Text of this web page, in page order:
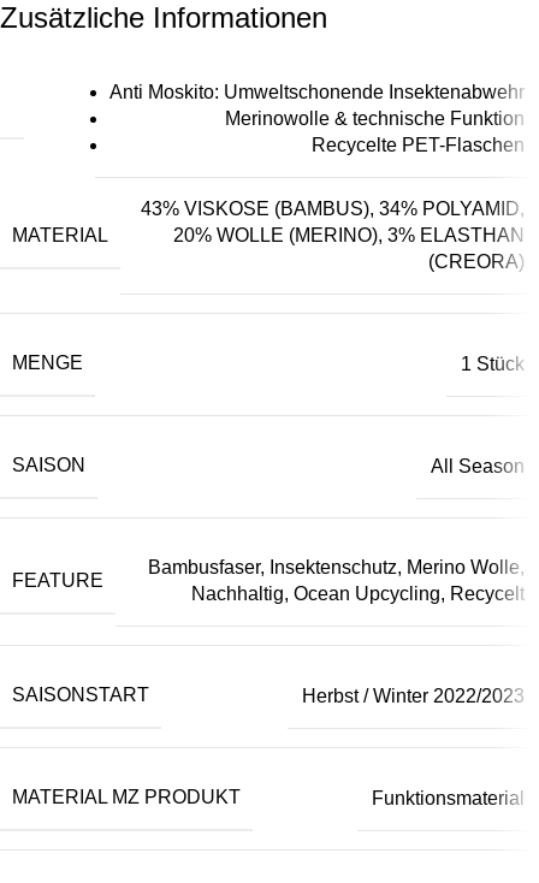
Zusätzliche Informationen
Anti Moskito: Umweltschonende Insektenabwehr
Merinowolle & technische Funktion
Recycelte PET-Flaschen
MATERIAL
43% VISKOSE (BAMBUS), 34% POLYAMID,
20% WOLLE (MERINO), 3% ELASTHAN
(CREORA)
MENGE 1 Stück
SAISON All Season
FEATURE
Bambusfaser, Insektenschutz, Merino Wolle,
Nachhaltig, Ocean Upcycling, Recycelt
SAISONSTART Herbst / Winter 2022/2023
MATERIAL MZ PRODUKT Funktionsmaterial